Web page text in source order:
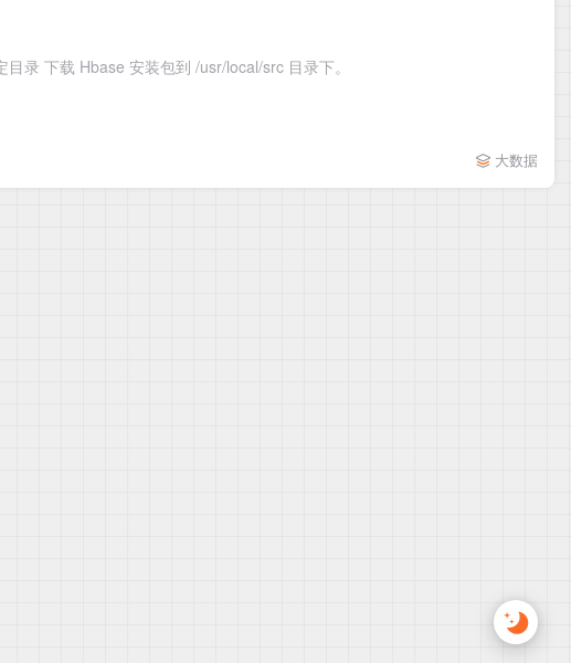
录 下载 Hbase 安装包到 /usr/local/src 目录下。
大数据